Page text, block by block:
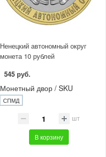
Ненецкий автономный округ
монета 10 рублей
545 руб.
Монетный двор / SKU
СПМД
шт
В корзину